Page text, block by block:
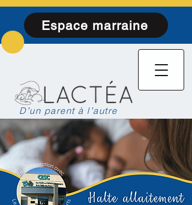
D’un parent à l’autre
Espace marraine